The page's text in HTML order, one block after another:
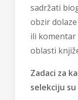
sadržati
obzir
ili
oblasti
Zadaci za
selekciju